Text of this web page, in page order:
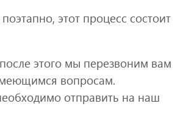
этот процесс состоит
этого мы перезвоним вам
вопросам.
отправить на наш